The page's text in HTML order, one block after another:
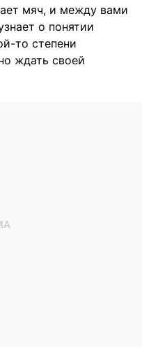
мяч, и между вами
о понятии
то степени
ждать своей